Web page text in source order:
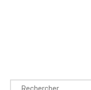
Rechercher :